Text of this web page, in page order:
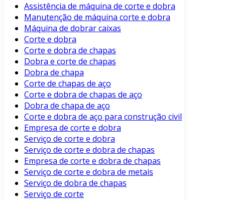
Assistência de máquina de corte e dobra
Manutenção de máquina corte e dobra
Máquina de dobrar caixas
Corte e dobra
Corte e dobra de chapas
Dobra e corte de chapas
Dobra de chapa
Corte de chapas de aço
Corte e dobra de chapas de aço
Dobra de chapa de aço
Corte e dobra de aço para construção civil
Empresa de corte e dobra
Serviço de corte e dobra
Serviço de corte e dobra de chapas
Empresa de corte e dobra de chapas
Serviço de corte e dobra de metais
Serviço de dobra de chapas
Serviço de corte